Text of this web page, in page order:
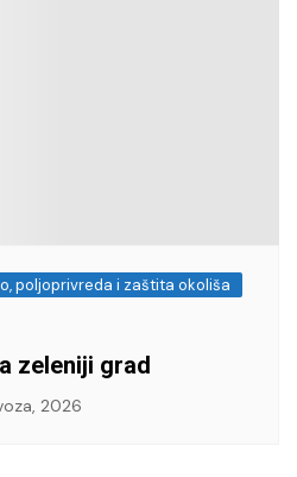
poljoprivreda i zaštita okoliša
zeleniji grad
2026